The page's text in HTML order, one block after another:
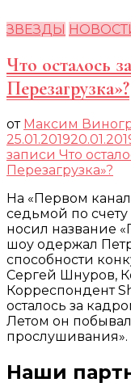
ЗВЕЗДЫ
Что осталось
Перезагрузка»?
от Максим
25.01.2019
записи Что
Перезагрузка»?
На «Первом
седьмой по счету
носил название
шоу одержал
способности
Сергей Шнуров,
Корреспондент
осталось за
Летом он
Наши